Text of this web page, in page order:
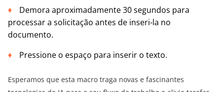
Demora aproximadamente 30 segundos para
processar a solicitação antes de inseri-la no
documento.
Pressione o espaço para inserir o texto.
Esperamos que esta macro traga novas e fascinantes